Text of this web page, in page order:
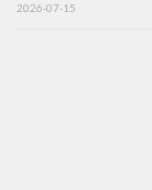
2026-07-15